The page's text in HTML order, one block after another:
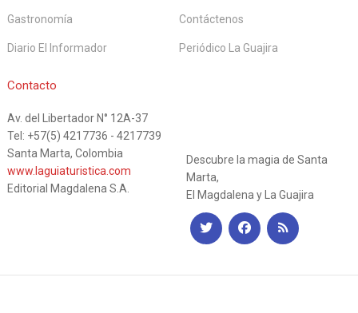
Gastronomía Contáctenos
Diario El Informador Periódico La Guajira
Contacto
Av. del Libertador N° 12A-37
Tel: +57(5) 4217736 - 4217739
Santa Marta, Colombia
www.laguiaturistica.com
Editorial Magdalena S.A.
Descubre la magia de Santa
Marta,
El Magdalena y La Guajira